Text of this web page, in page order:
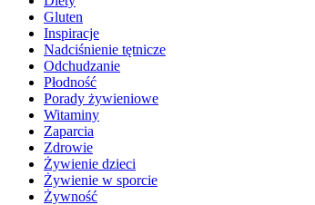
Gluten
Inspiracje
Nadciśnienie tętnicze
Odchudzanie
Płodność
Porady żywieniowe
Witaminy
Zaparcia
Zdrowie
Żywienie dzieci
Żywienie w sporcie
Żywność